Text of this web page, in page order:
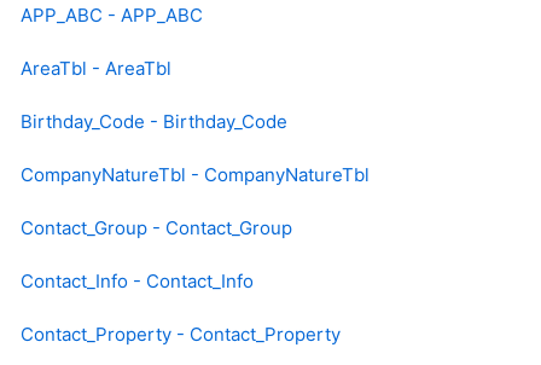
APP_ABC - APP_ABC
AreaTbl - AreaTbl
Birthday_Code - Birthday_Code
CompanyNatureTbl - CompanyNatureTbl
Contact_Group - Contact_Group
Contact_Info - Contact_Info
Contact_Property - Contact_Property